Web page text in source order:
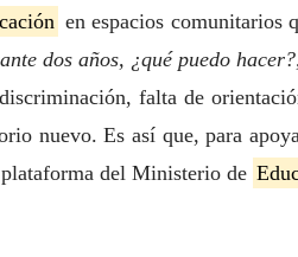
en espacios comunitarios
dos años, ¿qué puedo
falta de
nuevo. Es así que, para
del Ministerio de